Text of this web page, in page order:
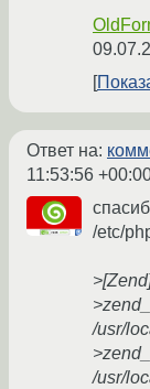
Ответ на:
11:53:56
/etc/
/usr/
/usr/